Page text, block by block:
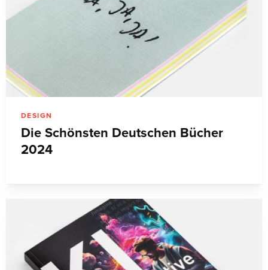
DESIGN
Die Schönsten Deutschen Bücher
2024